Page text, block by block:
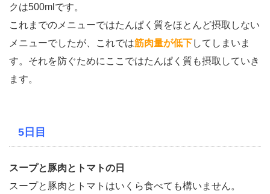
クは500mlです。
これまでのメニューではたんぱく質をほとんど摂取しない
メニューでしたが、これでは筋肉量が低下してしまいま
す。それを防ぐためにここではたんぱく質も摂取していき
ます。
5日目
スープと豚肉とトマトの日
スープと豚肉とトマトはいくら食べても構いません。